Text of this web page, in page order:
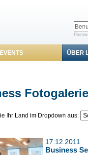
ÜBER
Fotogalerie
Ihr Land im Dropdown aus:
17.12.2011
Business